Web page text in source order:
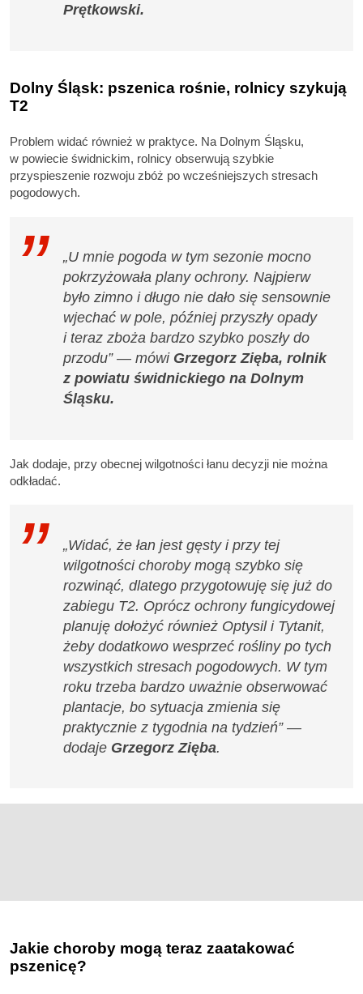
Prętkowski.
Dolny Śląsk: pszenica rośnie, rolnicy szykują
T2
Problem widać również w praktyce. Na Dolnym Śląsku,
w powiecie świdnickim, rolnicy obserwują szybkie
przyspieszenie rozwoju zbóż po wcześniejszych stresach
pogodowych.
„U mnie pogoda w tym sezonie mocno
pokrzyżowała plany ochrony. Najpierw
było zimno i długo nie dało się sensownie
wjechać w pole, później przyszły opady
i teraz zboża bardzo szybko poszły do
przodu” — mówi Grzegorz Zięba, rolnik
z powiatu świdnickiego na Dolnym
Śląsku.
Jak dodaje, przy obecnej wilgotności łanu decyzji nie można
odkładać.
„Widać, że łan jest gęsty i przy tej
wilgotności choroby mogą szybko się
rozwinąć, dlatego przygotowuję się już do
zabiegu T2. Oprócz ochrony fungicydowej
planuję dołożyć również Optysil i Tytanit,
żeby dodatkowo wesprzeć rośliny po tych
wszystkich stresach pogodowych. W tym
roku trzeba bardzo uważnie obserwować
plantacje, bo sytuacja zmienia się
praktycznie z tygodnia na tydzień” —
dodaje Grzegorz Zięba.
Jakie choroby mogą teraz zaatakować
pszenicę?